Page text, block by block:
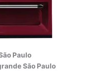
Paulo
São Paulo